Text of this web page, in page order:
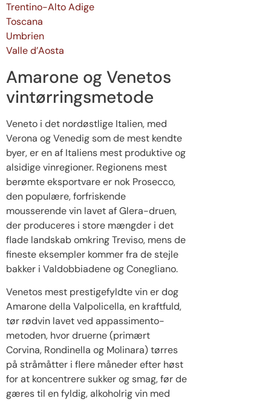
Trentino-Alto Adige
Toscana
Umbrien
Valle d’Aosta
Amarone og Venetos
vintørringsmetode
Veneto i det nordøstlige Italien, med
Verona og Venedig som de mest kendte
byer, er en af Italiens mest produktive og
alsidige vinregioner. Regionens mest
berømte eksportvare er nok Prosecco,
den populære, forfriskende
mousserende vin lavet af Glera-druen,
der produceres i store mængder i det
flade landskab omkring Treviso, mens de
fineste eksempler kommer fra de stejle
bakker i Valdobbiadene og Conegliano.
Venetos mest prestigefyldte vin er dog
Amarone della Valpolicella, en kraftfuld,
tør rødvin lavet ved appassimento-
metoden, hvor druerne (primært
Corvina, Rondinella og Molinara) tørres
på stråmåtter i flere måneder efter høst
for at koncentrere sukker og smag, før de
gæres til en fyldig, alkoholrig vin med